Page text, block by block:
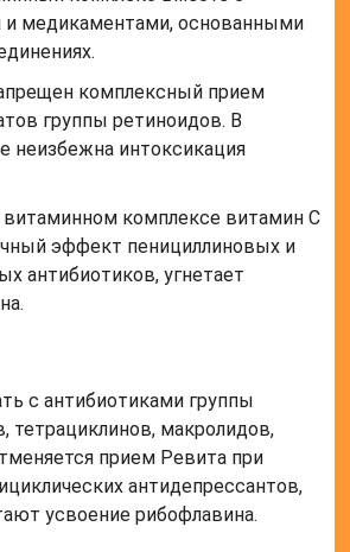
и медикаментами, основанными
комплексный прием
группы ретиноидов. В
неизбежна интоксикация
комплексе витамин C
эффект пенициллиновых и
антибиотиков, угнетает
с антибиотиками группы
тетрациклинов, макролидов,
прием Ревита при
антидепрессантов,
усвоение рибофлавина.